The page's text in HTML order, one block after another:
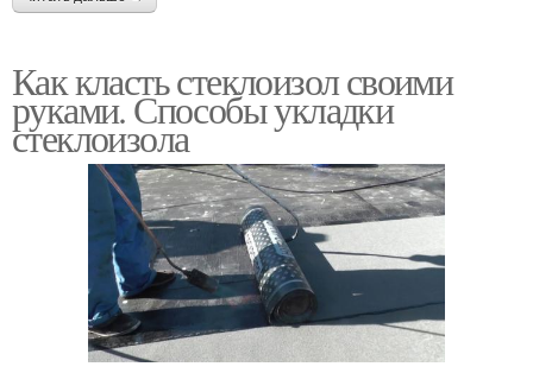
Как класть стеклоизол своими
руками. Способы укладки
стеклоизола